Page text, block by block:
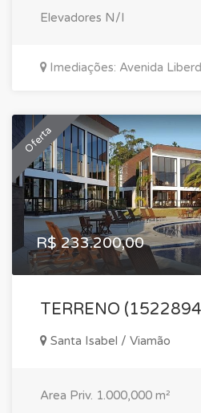
Elevadores N/I
Imediações: Avenida
Oferta
R$ 233.200,00
TERRENO
Santa Isabel / Viamão
Area Priv. 1.000,000 m²